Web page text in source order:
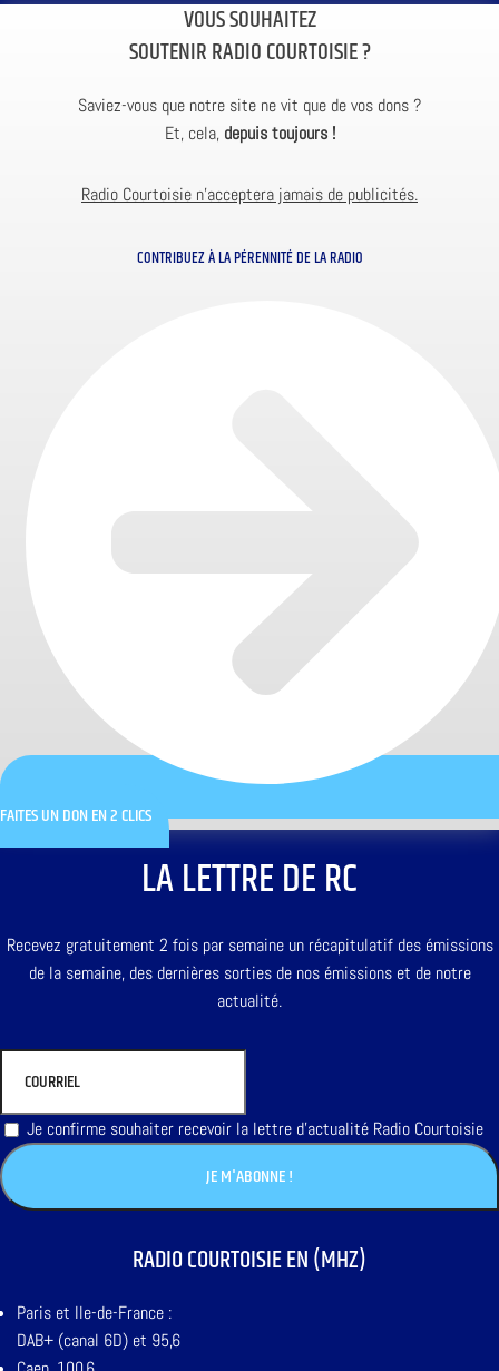
VOUS SOUHAITEZ
SOUTENIR RADIO COURTOISIE ?
Saviez-vous que notre site ne vit que de vos dons ?
Et, cela, depuis toujours !
Radio Courtoisie n’acceptera jamais de publicités.
CONTRIBUEZ À LA PÉRENNITÉ DE LA RADIO
FAITES UN DON EN 2 CLICS
LA LETTRE DE RC
Recevez gratuitement 2 fois par semaine un récapitulatif des émissions
de la semaine, des dernières sorties de nos émissions et de notre
actualité.
Je confirme souhaiter recevoir la lettre d'actualité Radio Courtoisie
RADIO COURTOISIE EN (MHZ)
Paris et Ile-de-France :
DAB+ (canal 6D) et 95,6